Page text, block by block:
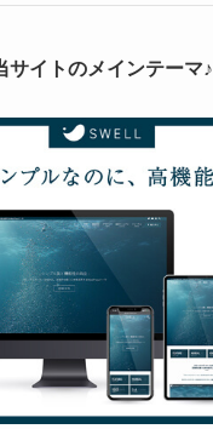
サイトのメインテーマ♪